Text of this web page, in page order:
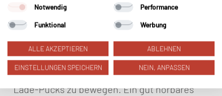
werden.
Roxxane Leggera CL gelöst worden: Um die
Leuchte an das Stromnetz zu koppeln,
genügt es, sie in Richtung des magnetischen
Lade-Pucks zu bewegen. Ein gut hörbares
Notwendig Performance
Funktional Werbung
ALLE AKZEPTIEREN ABLEHNEN
EINSTELLUNGEN SPEICHERN NEIN, ANPASSEN